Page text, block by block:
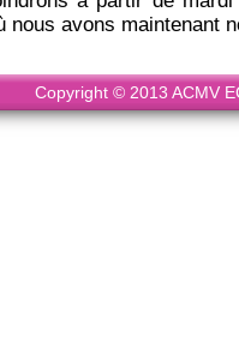
nous avons maintenant
Copyright © 2013 ACMV